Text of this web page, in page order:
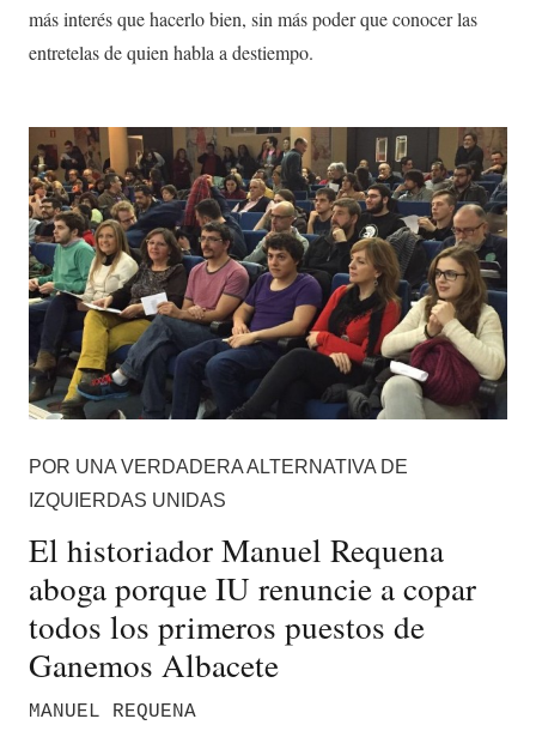
más interés que hacerlo bien, sin más poder que conocer las
entretelas de quien habla a destiempo.
POR UNA VERDADERA ALTERNATIVA DE
IZQUIERDAS UNIDAS
El historiador Manuel Requena
aboga porque IU renuncie a copar
todos los primeros puestos de
Ganemos Albacete
MANUEL REQUENA